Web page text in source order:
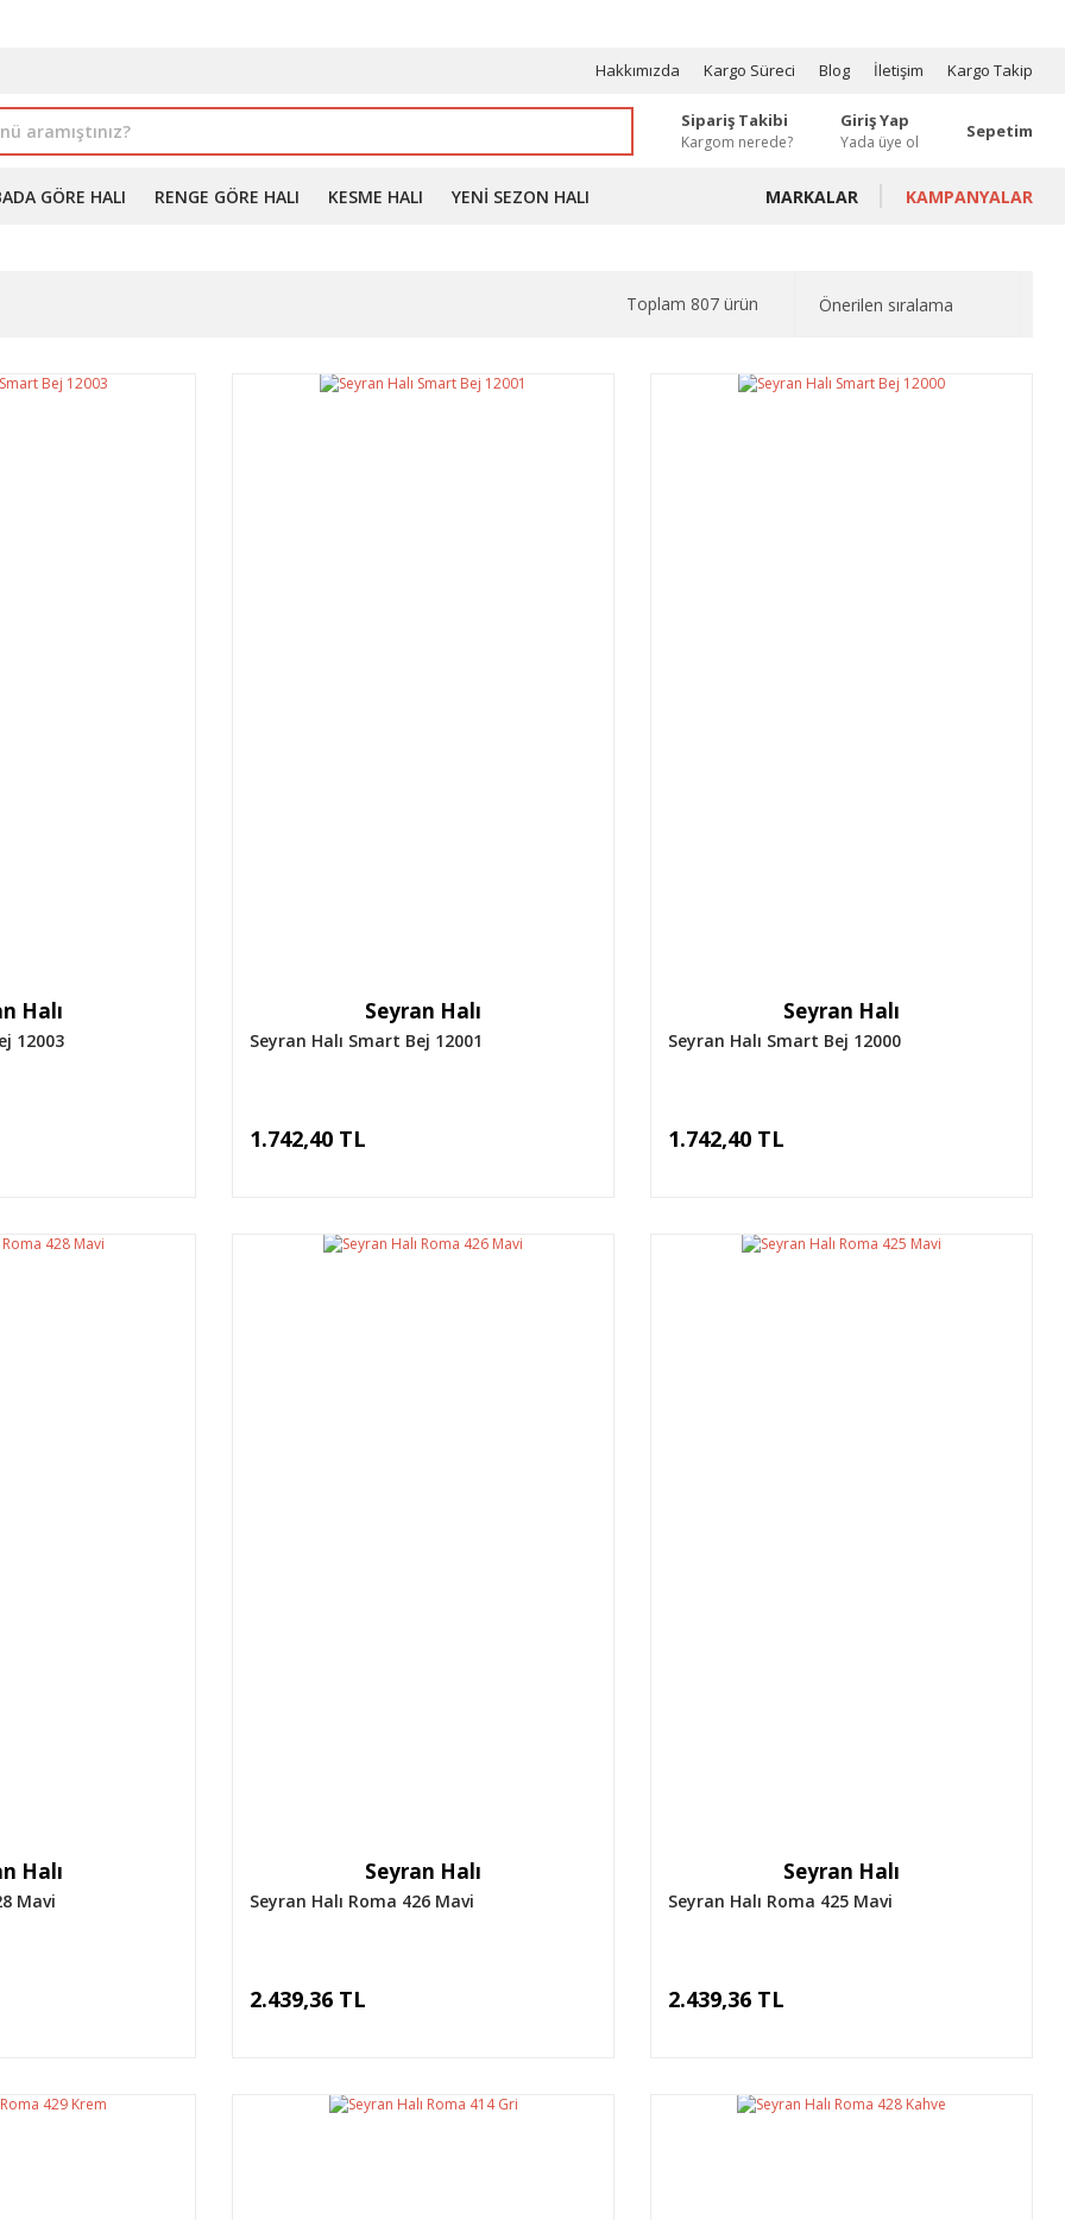
Hakkımızda Kargo Süreci Blog İletişim Kargo Takip
Sipariş Takibi
Kargom nerede?
Giriş Yap
Yada üye ol
Sepetim
GÖRE HALI RENGE GÖRE HALI KESME HALI YENI SEZON HALI MARKALAR KAMPANYALAR
Toplam 807 ürün
Halı
12003
Seyran Halı
Seyran Halı Smart Bej 12001
1.742,40 TL
Seyran Halı
Seyran Halı Smart Bej 12000
1.742,40 TL
Halı
Mavi
Seyran Halı
Seyran Halı Roma 426 Mavi
2.439,36 TL
Seyran Halı
Seyran Halı Roma 425 Mavi
2.439,36 TL